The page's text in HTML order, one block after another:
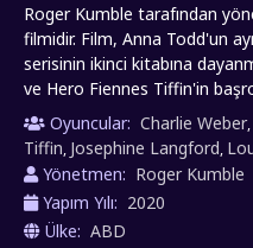
Roger Kumble tarafından
filmidir. Film, Anna Todd'un
serisinin ikinci kitabına
ve Hero Fiennes Tiffin'in
serisinin devam filmidir. Film,
Langford) ve Hardin'ın (Hero
karmaşık ilişkisini ele alır. Film,
yayınevinde başlayan yeni
iniş çıkışlara odaklanır. Tessa,
ederken, Hardin ile
Oyuncular: Charlie Weber,
Tiffin, Josephine Langford,
Yönetmen: Roger Kumble
Yapım Yılı: 2020
Ülke: ABD